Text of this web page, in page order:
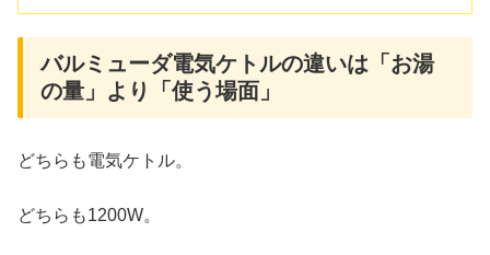
バルミューダ電気ケトルの違いは「お湯
の量」より「使う場面」
どちらも電気ケトル。
どちらも1200W。